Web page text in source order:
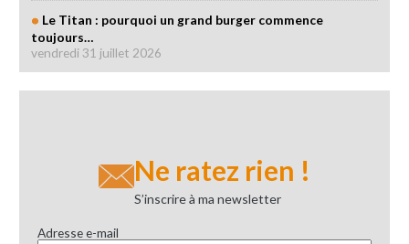
Le Titan : pourquoi un grand burger commence
toujours…
vendredi 31 juillet 2026
Ne ratez rien !
S’inscrire à ma newsletter
Adresse e-mail